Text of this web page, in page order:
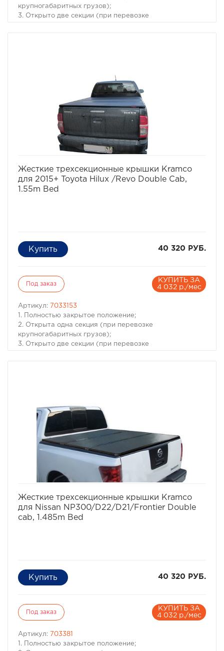
крупногабаритных грузов);
3. Открыто две секции (при перевозке
борта с фиксаторами (4шт.), Инструкция по установке
Материал Пластик, каркас из алюминиевого профиля
Тип установки Без сверления (защелками за борта)
Положения Закрыта, Поднята одна секция, Поднято
Размеры (мм) 1552х1530
Жесткие трехсекционные крышки Kramco
для 2015+ Toyota Hilux /Revo Double Cab,
1.55m Bed
40 320 РУБ.
Под заказ
КУПИТЬ ЗА
4 032 р./мес
Артикул: 7033153
1. Полностью закрытое положение;
2. Открыта одна секция (при перевозке
крупногабаритных грузов);
3. Открыто две секции (при перевозке
борта с фиксаторами (4шт.), Инструкция по установке
Материал Пластик, каркас из алюминиевого профиля
Тип установки Без сверления (защелками за борта)
Положения Закрыта, Поднята одна секция, Поднято
две секции
Размеры (мм) 1547х1515
Жесткие трехсекционные крышки Kramco
для Nissan NP300/D22/D21/Frontier Double
cab, 1.485m Bed
40 320 РУБ.
Под заказ
КУПИТЬ ЗА
4 032 р./мес
Артикул: 703381
1. Полностью закрытое положение;